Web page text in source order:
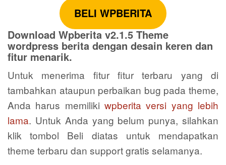
BELI WPBERITA
Download Wpberita v2.1.5 Theme
wordpress berita dengan desain keren dan
fitur menarik.
Untuk menerima fitur fitur terbaru yang di
tambahkan ataupun perbaikan bug pada theme,
Anda harus memiliki wpberita versi yang lebih
lama. Untuk Anda yang belum punya, silahkan
klik tombol Beli diatas untuk mendapatkan
theme terbaru dan support gratis selamanya.